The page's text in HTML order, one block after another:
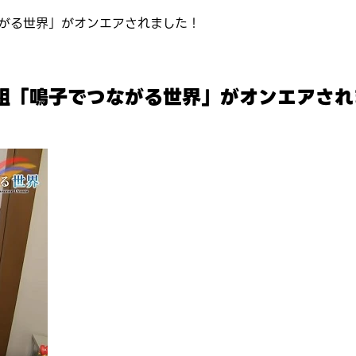
世界」がオンエアされました！
鳴子でつながる世界」がオンエアさ